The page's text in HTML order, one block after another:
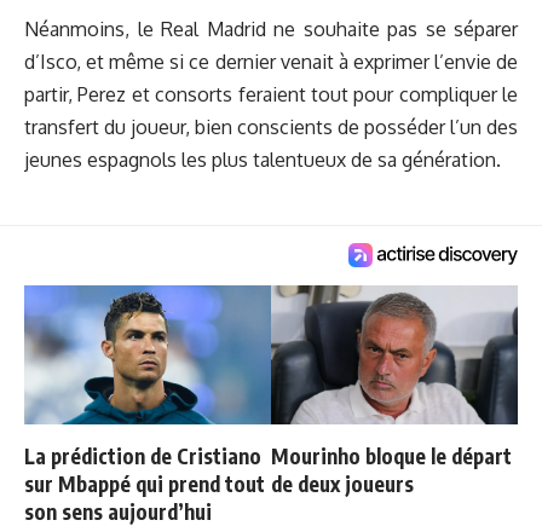
Néanmoins, le Real Madrid ne souhaite pas se séparer
d’Isco, et même si ce dernier venait à exprimer l’envie de
partir, Perez et consorts feraient tout pour compliquer le
transfert du joueur, bien conscients de posséder l’un des
jeunes espagnols les plus talentueux de sa génération.
La prédiction de Cristiano
sur Mbappé qui prend tout
son sens aujourd’hui
Mourinho bloque le départ
de deux joueurs